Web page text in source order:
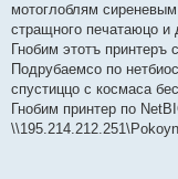
мотоглоблям
стращного печатаюцо
Гнобим этотъ принтеръ
Подрубаемсо по
спустиццо с космаса
Гнобим принтер по